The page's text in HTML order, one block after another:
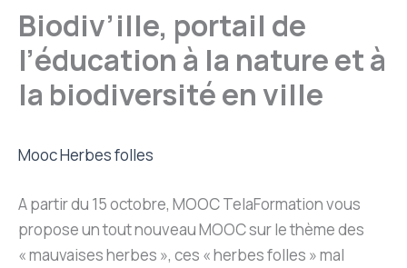
Biodiv’ille, portail de
l’éducation à la nature et à
la biodiversité en ville
Mooc Herbes folles
A partir du 15 octobre, MOOC TelaFormation vous
propose un tout nouveau MOOC sur le thème des
« mauvaises herbes », ces « herbes folles » mal